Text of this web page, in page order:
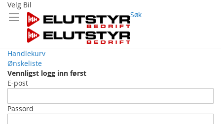
Velg Bil
Søk
Handlekurv
Ønskeliste
Vennligst logg inn først
E-post
Passord